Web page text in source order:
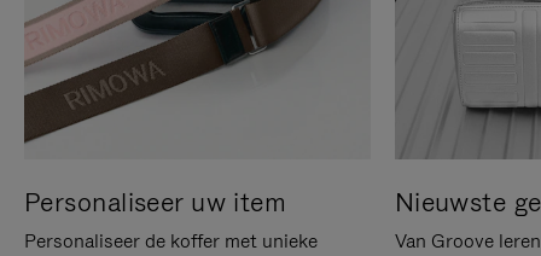
Personaliseer uw item
Personaliseer de koffer met unieke
Nieuwste
Van Groove